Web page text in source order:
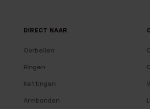
DIRECT NAAR
Oorbellen
Ringen
Kettingen
Armbanden